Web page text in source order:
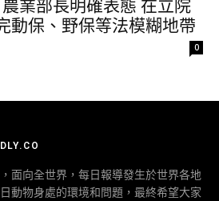
業部長明確表態 在立院
動保、野保等法模糊地帶
0
面向全世界，每日報導發生於世界各地
動物身處的環境和問題，最終希望大家